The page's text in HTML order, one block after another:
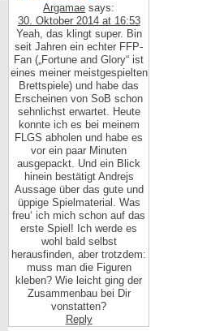
Argamae says:
30. Oktober 2014 at 16:53
Yeah, das klingt super. Bin
seit Jahren ein echter FFP-
Fan („Fortune and Glory“ ist
eines meiner meistgespielten
Brettspiele) und habe das
Erscheinen von SoB schon
sehnlichst erwartet. Heute
konnte ich es bei meinem
FLGS abholen und habe es
vor ein paar Minuten
ausgepackt. Und ein Blick
hinein bestätigt Andrejs
Aussage über das gute und
üppige Spielmaterial. Was
freu‘ ich mich schon auf das
erste Spiel! Ich werde es
wohl bald selbst
herausfinden, aber trotzdem:
muss man die Figuren
kleben? Wie leicht ging der
Zusammenbau bei Dir
vonstatten?
Reply